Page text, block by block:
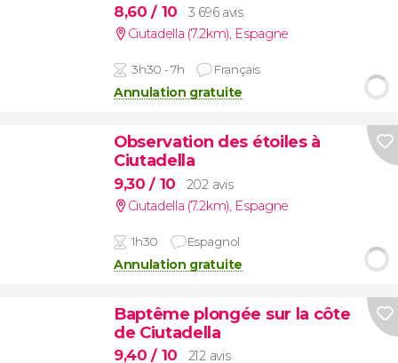
8,60/ 10
3 696 avis
Ciutadella (7.2km), Espagne
3h30 - 7h Français
Annulation gratuite
Observation des étoiles à
Ciutadella
9,30/ 10
202 avis
Ciutadella (7.2km), Espagne
1h30 Espagnol
Annulation gratuite
Baptême plongée sur la côte
de Ciutadella
9,40/ 10
212 avis